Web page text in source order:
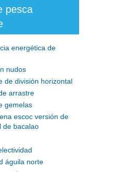
pesca
energética de
nudos
de división horizontal
arrastre
gemelas
escoc versión de
de bacalao
águila norte